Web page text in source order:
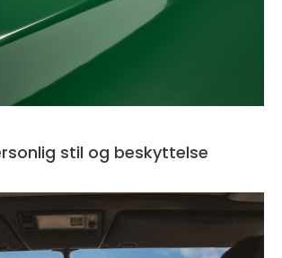
stil og beskyttelse